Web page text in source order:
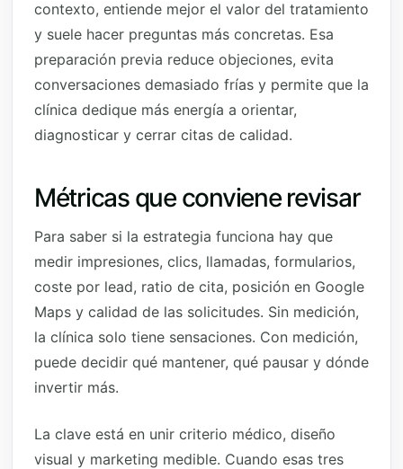
contexto, entiende mejor el valor del tratamiento
y suele hacer preguntas más concretas. Esa
preparación previa reduce objeciones, evita
conversaciones demasiado frías y permite que la
clínica dedique más energía a orientar,
diagnosticar y cerrar citas de calidad.
Métricas que conviene revisar
Para saber si la estrategia funciona hay que
medir impresiones, clics, llamadas, formularios,
coste por lead, ratio de cita, posición en Google
Maps y calidad de las solicitudes. Sin medición,
la clínica solo tiene sensaciones. Con medición,
puede decidir qué mantener, qué pausar y dónde
invertir más.
La clave está en unir criterio médico, diseño
visual y marketing medible. Cuando esas tres